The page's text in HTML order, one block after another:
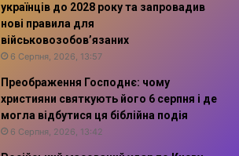
українців до 2028 року та запровадив
нові правила для
військовозобов’язаних
6 Серпня, 2026, 13:57
Преображення Господнє: чому
християни святкують його 6 серпня і де
могла відбутися ця біблійна подія
6 Серпня, 2026, 13:42